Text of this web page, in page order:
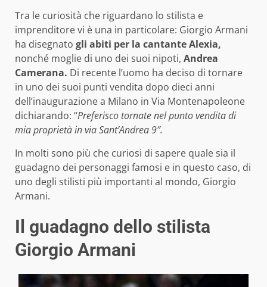
Tra le curiosità che riguardano lo stilista e
imprenditore vi è una in particolare: Giorgio Armani
ha disegnato gli abiti per la cantante Alexia,
nonché moglie di uno dei suoi nipoti, Andrea
Camerana. Di recente l’uomo ha deciso di tornare
in uno dei suoi punti vendita dopo dieci anni
dell’inaugurazione a Milano in Via Montenapoleone
dichiarando: “Preferisco tornate nel punto vendita di
mia proprietà in via Sant’Andrea 9″.
In molti sono più che curiosi di sapere quale sia il
guadagno dei personaggi famosi e in questo caso, di
uno degli stilisti più importanti al mondo, Giorgio
Armani.
Il guadagno dello stilista
Giorgio Armani